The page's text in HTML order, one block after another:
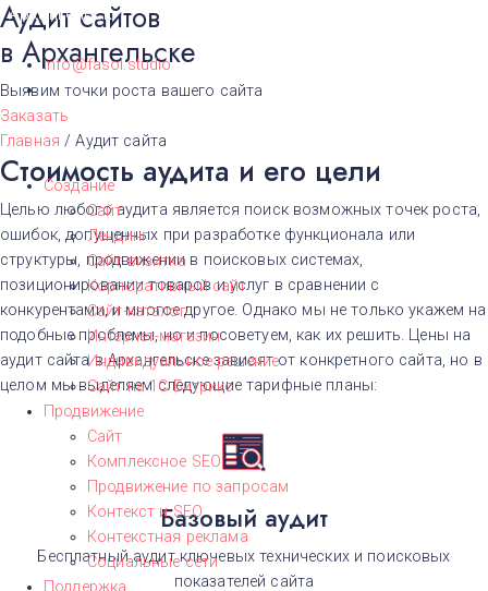
Архангельск
info@fasol.studio
Создание
Сайт
Лендинг
Сайт-визитка
Корпоративный сайт
Сайт-каталог
Интернет-магазин
Индивидуальное решение
Сайт на 1С Битрикс
Продвижение
Сайт
Комплексное SEO
Продвижение по запросам
Контекст и SEO
Контекстная реклама
Социальные сети
Поддержка
Аудит сайтов
в Архангельске
Выявим точки роста вашего сайта
Заказать
Главная /Аудит сайта
Стоимость аудита и его цели
Целью любого аудита является поиск возможных точек роста,
ошибок, допущенных при разработке функционала или
структуры, продвижении в поисковых системах,
позиционировании товаров и услуг в сравнении с
конкурентами, и многое другое. Однако мы не только укажем на
подобные проблемы, но и посоветуем, как их решить. Цены на
аудит сайта в Архангельске зависят от конкретного сайта, но в
целом мы выделяем следующие тарифные планы:
Базовый аудит
Бесплатный аудит ключевых технических и поисковых
показателей сайта